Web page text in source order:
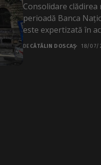
Consolidare
perioadă Banca
este expertizată în
DE CĂTĂLIN DOSCAȘ 18/07/